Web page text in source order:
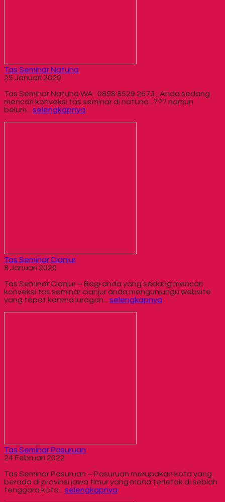
Tas Seminar Natuna
25 Januari 2020
Tas Seminar Natuna WA : 0858 8529 2673 , Anda sedang
mencari konveksi tas seminar di natuna ..??? namun
belum... selengkapnya
Tas Seminar Cianjur
8 Januari 2020
Tas Seminar Cianjur – Bagi anda yang sedang mencari
konveksi tas seminar cianjur anda mengunjungu website
yang tepat karena juragan... selengkapnya
Tas Seminar Pasuruan
24 Februari 2022
Tas Seminar Pasuruan – Pasuruan merupakan kota yang
berada di provinsi jawa timur yang mana terletak di seblah
tenggara kota... selengkapnya